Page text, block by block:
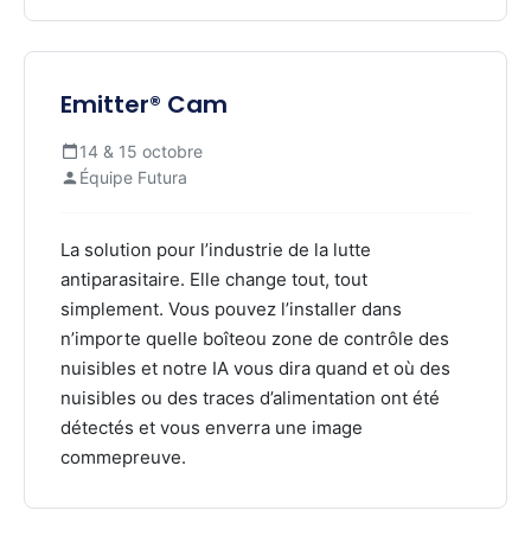
Emitter® Cam
14 & 15 octobre
Équipe Futura
La solution pour l’industrie de la lutte
antiparasitaire. Elle change tout, tout
simplement. Vous pouvez l’installer dans
n’importe quelle boîteou zone de contrôle des
nuisibles et notre IA vous dira quand et où des
nuisibles ou des traces d’alimentation ont été
détectés et vous enverra une image
commepreuve.